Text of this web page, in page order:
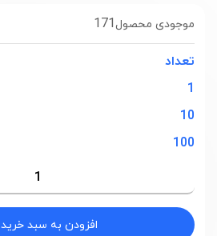
171 موجودی محصول
تعداد
1
10
100
افزودن به سبد خرید